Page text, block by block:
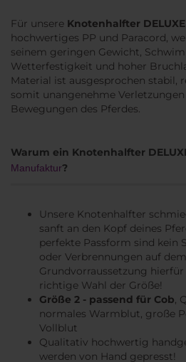
Für unsere Knotenhalfter DELUXE
hochwertiges PP und Paracord,
seinem geringen Gewicht,
Wetterfestigkeit und hoher
Material ist ausgesprochen stabil,
somit unangenehme
Bewegungen des Pferdes.
Warum ein Knotenhalfter
Manufaktur?
Unsere Knotenhalfter
sanft an den Kopf deines
perfekte Passform sind kein
oder Verbrennungen auf
Grundvorraussetzung
richtige Wahl der Größe!
Größe 2 - passend für Cob,
normales Warmblut, große
Vollblut
Qualitativ hochwertig
werden von Hand gepresst!